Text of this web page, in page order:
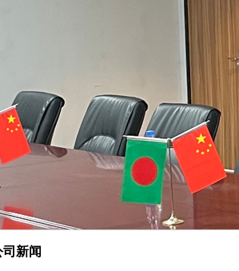
司新闻